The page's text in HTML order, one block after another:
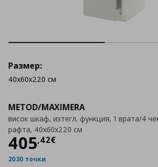
METOD/MAXIMERA
висок шкаф, изтегл. функция, 1 врата/4
рафта, 40x60x220 см
405,42€
Цена405,42 €
2030 точки
Размер:
40x60x220 см